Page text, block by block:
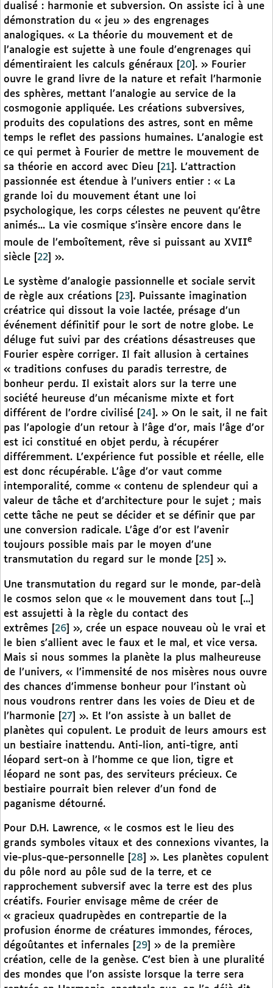
dualisé : harmonie et subversion. On assiste ici à une
démonstration du « jeu » des engrenages
analogiques. « La théorie du mouvement et de
l’analogie est sujette à une foule d’engrenages qui
démentiraient les calculs généraux
20 . » Fourier
ouvre le grand livre de la nature et refait l’harmonie
des sphères, mettant l’analogie au service de la
cosmogonie appliquée. Les créations subversives,
produits des copulations des astres, sont en même
temps le reflet des passions humaines. L’analogie est
ce qui permet à Fourier de mettre le mouvement de
sa théorie en accord avec Dieu
21 . L’attraction
passionnée est étendue à l’univers entier : « La
grande loi du mouvement étant une loi
psychologique, les corps célestes ne peuvent qu’être
animés... La vie cosmique s’insère encore dans le
moule de l’emboîtement, rêve si puissant au XVIIe
siècle 22 ».
Le système d’analogie passionnelle et sociale servit
de règle aux créations
23 . Puissante imagination
créatrice qui dissout la voie lactée, présage d’un
événement définitif pour le sort de notre globe. Le
déluge fut suivi par des créations désastreuses que
Fourier espère corriger. Il fait allusion à certaines
« traditions confuses du paradis terrestre, de
bonheur perdu. Il existait alors sur la terre une
société heureuse d’un mécanisme mixte et fort
différent de l’ordre civilisé
24 . » On le sait, il ne fait
pas l’apologie d’un retour à l’âge d’or, mais l’âge d’or
est ici constitué en objet perdu, à récupérer
différemment. L’expérience fut possible et réelle, elle
est donc récupérable. L’âge d’or vaut comme
intemporalité, comme « contenu de splendeur qui a
valeur de tâche et d’architecture pour le sujet ; mais
cette tâche ne peut se décider et se définir que par
une conversion radicale. L’âge d’or est l’avenir
toujours possible mais par le moyen d’une
transmutation du regard sur le monde
25 ».
Une transmutation du regard sur le monde, par-delà
le cosmos selon que « le mouvement dans tout [...]
est assujetti à la règle du contact des
extrêmes
26
», crée un espace nouveau où le vrai et
le bien s’allient avec le faux et le mal, et vice versa.
Mais si nous sommes la planète la plus malheureuse
de l’univers, « l’immensité de nos misères nous ouvre
des chances d’immense bonheur pour l’instant où
nous voudrons rentrer dans les voies de Dieu et de
l’harmonie
27
». Et l’on assiste à un ballet de
planètes qui copulent. Le produit de leurs amours est
un bestiaire inattendu. Anti-lion, anti-tigre, anti
léopard sert-on à l’homme ce que lion, tigre et
léopard ne sont pas, des serviteurs précieux. Ce
bestiaire pourrait bien relever d’un fond de
paganisme détourné.
Pour D.H. Lawrence, « le cosmos est le lieu des
grands symboles vitaux et des connexions vivantes, la
vie-plus-que-personnelle
28
». Les planètes copulent
du pôle nord au pôle sud de la terre, et ce
rapprochement subversif avec la terre est des plus
créatifs. Fourier envisage même de créer de
« gracieux quadrupèdes en contrepartie de la
profusion énorme de créatures immondes, féroces,
dégoûtantes et infernales
29
» de la première
création, celle de la genèse. C’est bien à une pluralité
des mondes que l’on assiste lorsque la terre sera